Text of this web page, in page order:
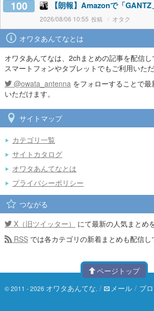
100 【朗報】Amazonで「
2026/08/06 10:55 オタク
オワタあんてなとは
オワタあんてなは、2chまとめの記事を配信し
スマートフォンやタブレットでもご利用いただ
@owata_antenna をフォローすることで
いただけます。
サイトマップ
カテゴリ一覧
サイトカタログ
オワタあんてなとは
プライバシーポリシー
つながる
X（旧ツイッター）
にて最新の人気まとめ
RSS では各カテゴリの新着まとめも配信し
ページトップ
© 2011 - 2026 オワタあんてな. / メール / ブ